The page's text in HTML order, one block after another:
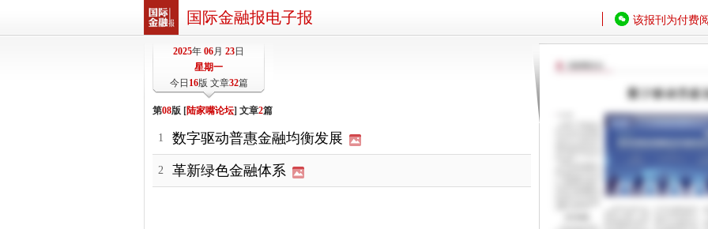
国际金融报电子报 该报刊为付费
2025年 06月 23日
星期一
今日 16版 文章32篇
第08版 [陆家嘴论坛] 文章2篇
1 数字驱动普惠金融均衡发展
2 革新绿色金融体系